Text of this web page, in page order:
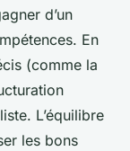
d’un
En
(comme la
L’équilibre
les bons